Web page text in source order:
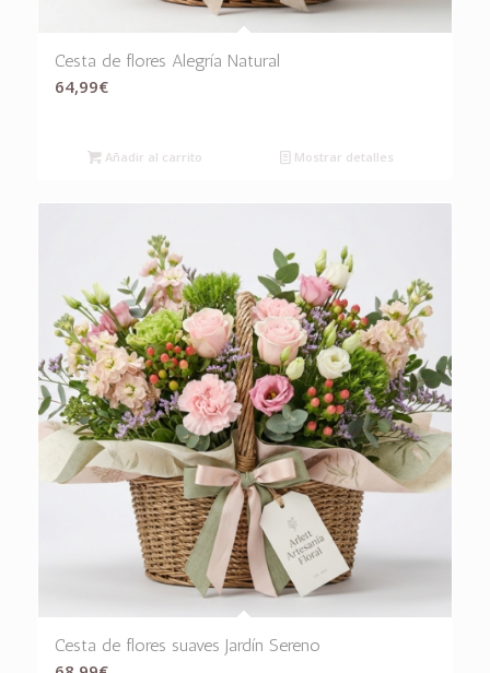
Cesta de flores Alegría Natural
64,99€
Añadir al carrito Mostrar detalles
Cesta de flores suaves Jardín Sereno